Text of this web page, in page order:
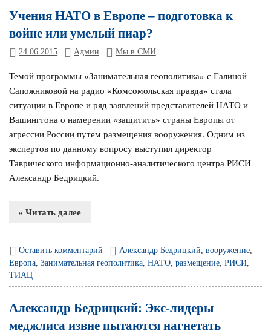
Учения НАТО в Европе – подготовка к
войне или умелый пиар?
24.06.2015 Админ Мы в СМИ
Темой программы «Занимательная геополитика» с Галиной
Сапожниковой на радио «Комсомольская правда» стала
ситуации в Европе и ряд заявлений представителей НАТО и
Вашингтона о намерении «защитить» страны Европы от
агрессии России путем размещения вооружения. Одним из
экспертов по данному вопросу выступил директор
Таврического информационно-аналитического центра РИСИ
Александр Бедрицкий.
» Читать далее
Оставить комментарий Александр Бедрицкий,вооружение,
Европа ,Занимательная геополитика ,НАТО ,размещение ,РИСИ
ТИАЦ
Александр Бедрицкий: Экс-лидеры
меджлиса извне пытаются нагнетать